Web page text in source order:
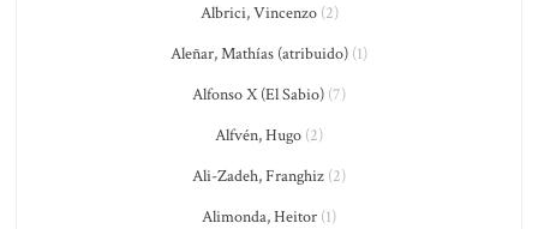
Albrici, Vincenzo(2)
Aleñar, Mathías (atribuido) (1)
Alfonso X (El Sabio) (7)
Alfvén, Hugo (2)
Ali-Zadeh, Franghiz (2)
Alimonda, Heitor (1)